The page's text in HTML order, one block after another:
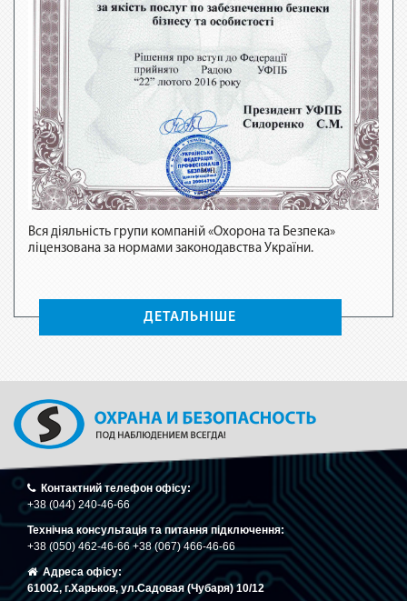
Вся діяльність групи компаній «Охорона та Безпека»
ліцензована за нормами законодавства України.
ДЕТАЛЬНІШЕ
Контактний телефон офісу:
+38 (044) 240-46-66
Технічна консультація та питання підключення:
+38 (050) 462-46-66 +38 (067) 466-46-66
Адреса офісу:
61002, г.Харьков, ул.Садовая (Чубаря) 10/12